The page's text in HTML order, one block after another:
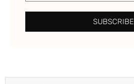
SUBSCRIBE